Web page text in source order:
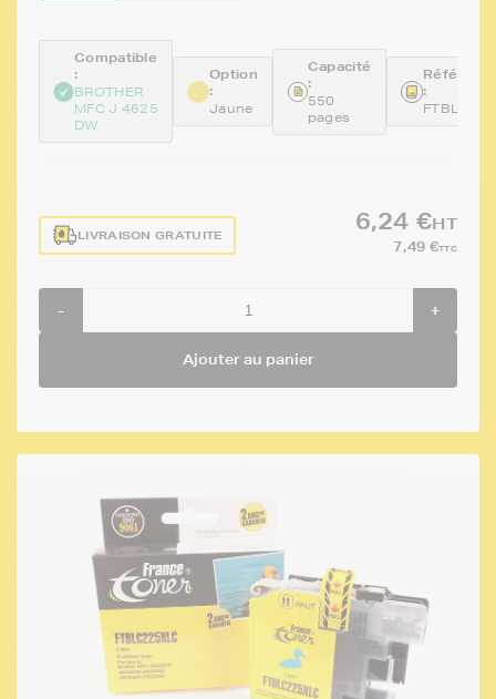
Compatible
:
BROTHER
MFC J 4625
DW
Option
:
Jaune
Capacité
:
550
pages
:
LIVRAISON GRATUITE
6,24 €HT
7,49 €TTC
- +
Ajouter au panier